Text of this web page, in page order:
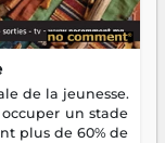
de la jeunesse.
un stade
plus de 60% de